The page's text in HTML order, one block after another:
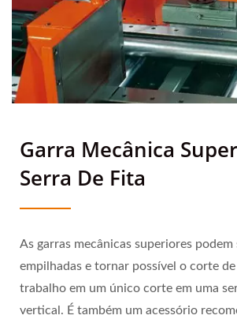
Garra Mecânica
Serra De Fita
As garras mecânicas superiores podem
empilhadas e tornar possível o corte de
trabalho em um único corte em uma
vertical. É também um acessório